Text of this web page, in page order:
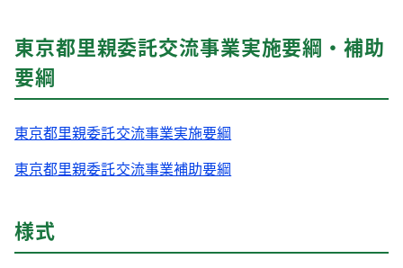
東京都里親委託交流事業実施要綱・補助
要綱
東京都里親委託交流事業実施要綱
東京都里親委託交流事業補助要綱
様式